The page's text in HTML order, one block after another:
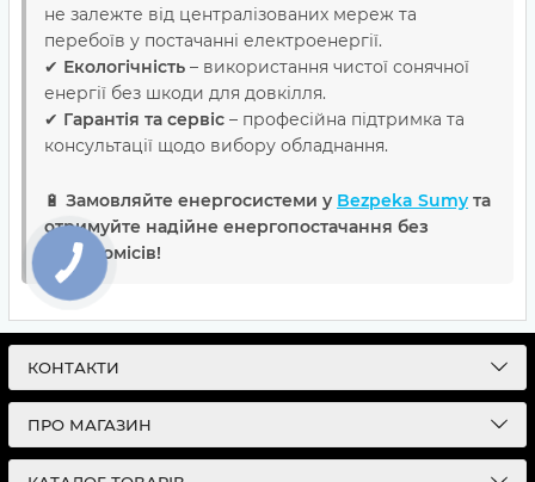
не залежте від централізованих мереж та
перебоїв у постачанні електроенергії.
✔ Екологічність – використання чистої сонячної
енергії без шкоди для довкілля.
✔ Гарантія та сервіс – професійна підтримка та
консультації щодо вибору обладнання.
🔋 Замовляйте енергосистеми у Bezpeka Sumy та
отримуйте надійне енергопостачання без
компромісів!
КОНТАКТИ
ПРО МАГАЗИН